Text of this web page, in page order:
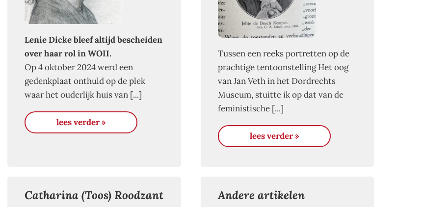
Lenie Dicke bleef altijd bescheiden
over haar rol in WOII.
Op 4 oktober 2024 werd een
gedenkplaat onthuld op de plek
waar het ouderlijk huis van [...]
lees verder »
Tussen een reeks portretten op de
prachtige tentoonstelling Het oog
van Jan Veth in het Dordrechts
Museum, stuitte ik op dat van de
feministische [...]
lees verder »
Catharina (Toos) Roodzant Andere artikelen